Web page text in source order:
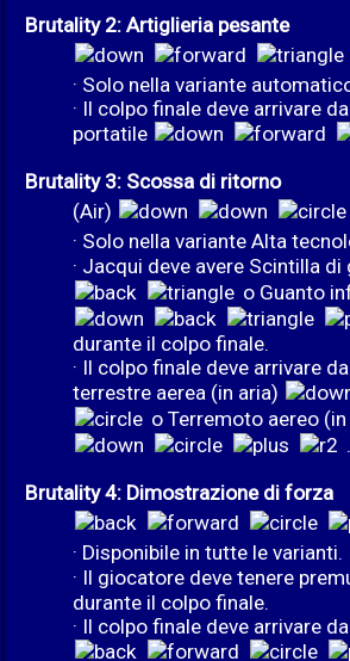
Brutality 2: Artiglieria pesante
· Solo nella variante
· Il colpo finale deve arrivare
portatile
Brutality 3: Scossa di ritorno
(Air)
· Solo nella variante Alta
· Jacqui deve avere Scintilla di
o Guanto
durante il colpo finale.
· Il colpo finale deve arrivare
terrestre aerea (in aria)
o Terremoto aereo (in
.
Brutality 4: Dimostrazione di forza
· Disponibile in tutte le varianti.
· Il giocatore deve tenere
durante il colpo finale.
· Il colpo finale deve arrivare